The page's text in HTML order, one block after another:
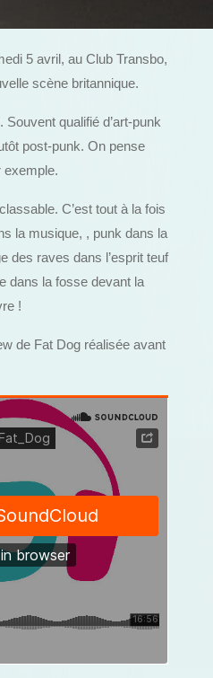
5 avril, au Club Transbo,
scène britannique.
Souvent qualifié d’art-punk
post-punk. On pense
exemple.
C’est tout à la fois
la musique, , punk dans la
des raves dans l’esprit teuf
dans la fosse devant la
!
de Fat Dog réalisée avant